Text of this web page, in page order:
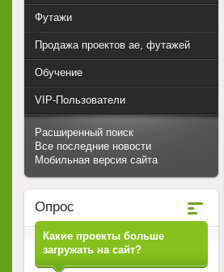
Футажи
Продажа проектов ae, футажей
Обучение
VIP-Пользователи
Расширенный поиск
Все последние новости
Мобильная версия сайта
Опрос
Какие проекты больше
загружать на сайт?